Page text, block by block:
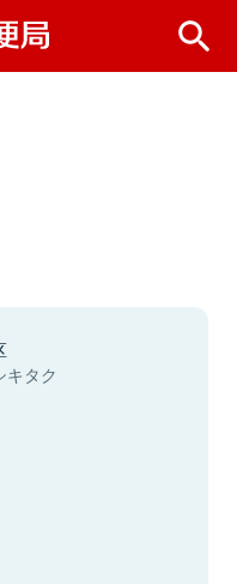
キタク